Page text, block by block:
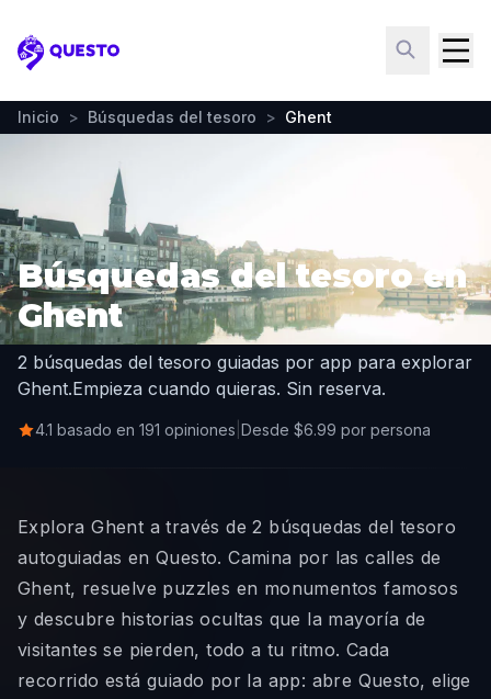
Questo
Inicio > Búsquedas del tesoro > Ghent
Búsquedas del tesoro en
Ghent
2 búsquedas del tesoro guiadas por app para explorar
Ghent.Empieza cuando quieras. Sin reserva.
4.1 basado en 191 opiniones Desde $6.99 por persona
Explora Ghent a través de 2 búsquedas del tesoro
autoguiadas en Questo. Camina por las calles de
Ghent, resuelve puzzles en monumentos famosos
y descubre historias ocultas que la mayoría de
visitantes se pierden, todo a tu ritmo. Cada
recorrido está guiado por la app: abre Questo, elige